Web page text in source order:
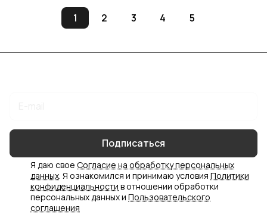
1 2 3 4 5
Подписаться
Я даю свое Согласие на обработку персональных
данных. Я ознакомился и принимаю условия Политики
конфиденциальности в отношении обработки
персональных данных и Пользовательского
соглашения